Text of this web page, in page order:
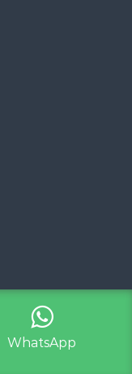
WhatsApp